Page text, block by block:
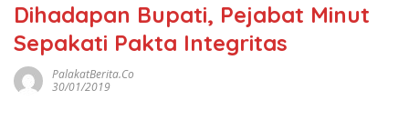
Dihadapan Bupati, Pejabat Minut
Sepakati Pakta Integritas
PalakatBerita.co
30/01/2019